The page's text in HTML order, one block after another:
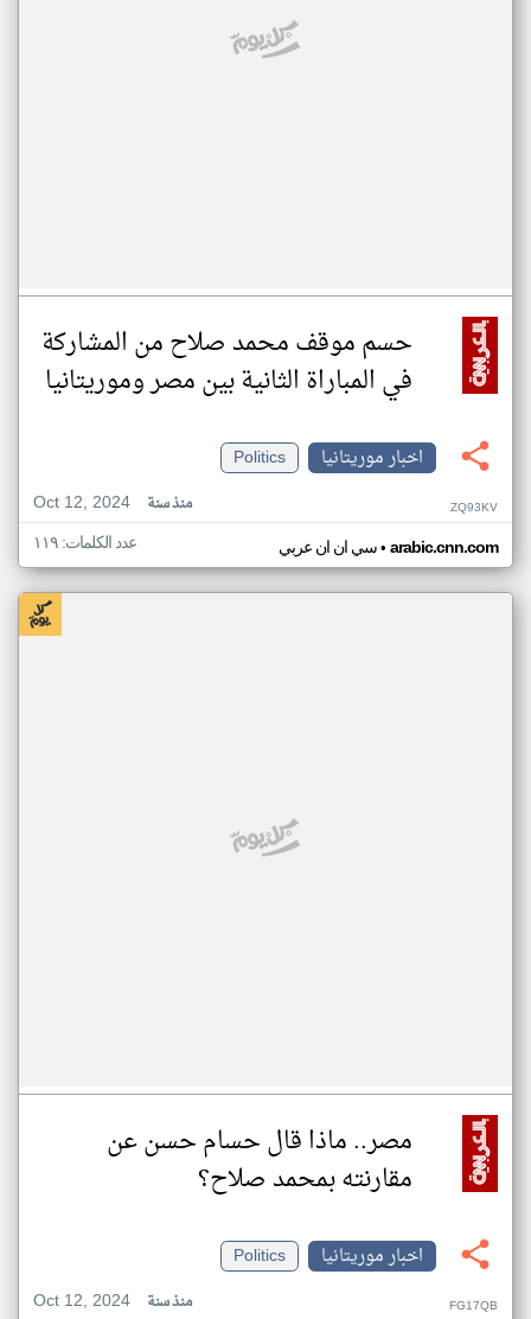
حسم موقف محمد صلاح من المشاركة
في المباراة الثانية بين مصر وموريتانيا
اخبار موريتانيا
Politics
Oct 12, 2024
منذ سنة ZQ93KV
سي ان ان عربي• arabic.cnn.com عدد الكلمات: ١١٩
مصر.. ماذا قال حسام حسن عن
مقارنته بمحمد صلاح؟
اخبار موريتانيا
Politics
Oct 12, 2024
منذ سنة FG17QB